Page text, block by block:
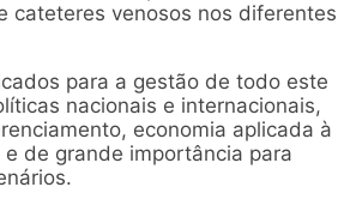
cateteres venosos nos diferentes
para a gestão de todo este
nacionais e internacionais,
economia aplicada à
de grande importância para